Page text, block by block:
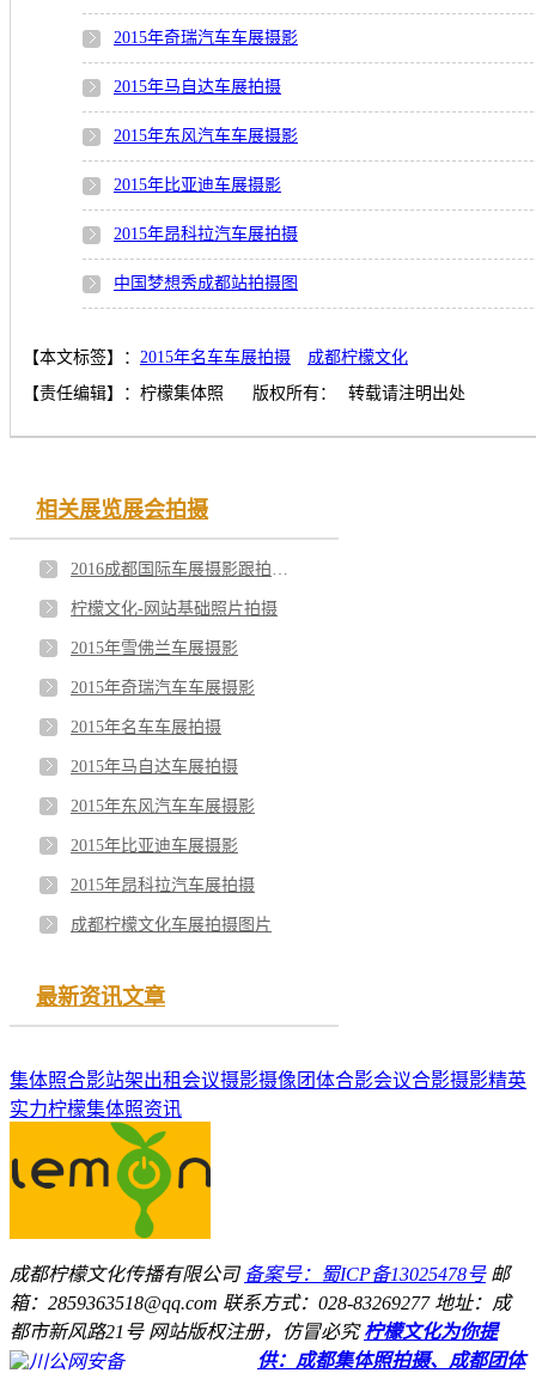
2015年奇瑞汽车车展摄影
2015年马自达车展拍摄
2015年东风汽车车展摄影
2015年比亚迪车展摄影
2015年昂科拉汽车展拍摄
中国梦想秀成都站拍摄图
【本文标签】： 2015年名车车展拍摄
成都柠檬文化
【责任编辑】： 柠檬集体照 版权所有： 转载请注明出处
相关展览展会拍摄
柠檬文化-网站基础照片拍摄
2015年雪佛兰车展摄影
2015年奇瑞汽车车展摄影
2015年名车车展拍摄
2015年马自达车展拍摄
2015年东风汽车车展摄影
2015年比亚迪车展摄影
2015年昂科拉汽车展拍摄
成都柠檬文化车展拍摄图片
最新资讯文章
集体照合影站架出租 会议摄影摄像 团体合影会议合影摄影精英
实力柠檬集体照资讯
成都柠檬文化传播有限公司 备案号：蜀ICP备13025478号 邮
箱：2859363518@qq.com 联系方式：028-83269277 地址：成
都市新风路21号 网站版权注册，仿冒必究
川公网安备
柠檬文化为你提
供：成都集体照拍摄、成都团体